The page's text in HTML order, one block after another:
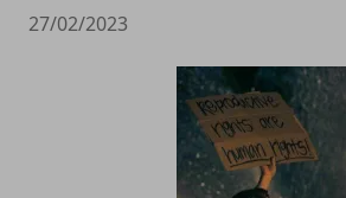
27/02/2023